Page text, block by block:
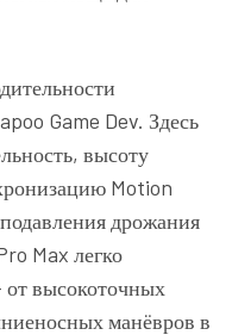
Game Dev. Здесь
высоту
Motion
дрожания
Max легко
от высокоточных
манёвров в